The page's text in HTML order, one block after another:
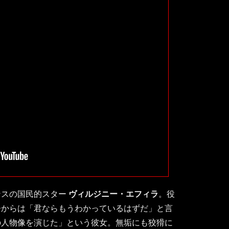
の国民的スター ヴィルジニー・エフィラ 。役
らは「君ならもうわかっているはずだ」と言
物像を演じた」という彼女。無垢にも狡猾に